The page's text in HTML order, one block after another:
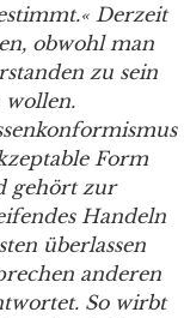
Derzeit
obwohl man
zu sein
Form
gehört zur
Handeln
überlassen
anderen
So wirbt